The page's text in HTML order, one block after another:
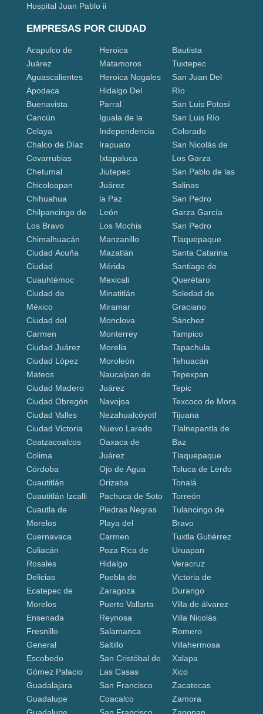
Hospital Juan Pablo ii
EMPRESAS POR CIUDAD
Acapulco de
Juárez
Aguascalientes
Apodaca
Buenavista
Cancún
Celaya
Chalco de Díaz
Covarrubias
Chetumal
Chicoloapan
Chihuahua
Chilpancingo de
Los Bravo
Chimalhuacán
Ciudad Acuña
Ciudad
Cuauhtémoc
Ciudad de
México
Ciudad del
Carmen
Ciudad Juárez
Ciudad López
Mateos
Ciudad Madero
Ciudad Obregón
Ciudad Valles
Ciudad Victoria
Coatzacoalcos
Colima
Córdoba
Cuautitlán
Cuautitlán Izcalli
Cuautla de
Morelos
Cuernavaca
Culiacán
Rosales
Delicias
Ecatepec de
Morelos
Ensenada
Fresnillo
General
Escobedo
Gómez Palacio
Guadalajara
Guadalupe
Guadalupe
Heroica
Matamoros
Heroica Nogales
Hidalgo Del
Parral
Iguala de la
Independencia
Irapuato
Ixtapaluca
Jiutepec
Juárez
la Paz
León
Los Mochis
Manzanillo
Mazatlán
Mérida
Mexicali
Minatitlán
Miramar
Monclova
Monterrey
Morelia
Moroleón
Naucalpan de
Juárez
Navojoa
Nezahualcóyotl
Nuevo Laredo
Oaxaca de
Juárez
Ojo de Agua
Orizaba
Pachuca de Soto
Piedras Negras
Playa del
Carmen
Poza Rica de
Hidalgo
Puebla de
Zaragoza
Puerto Vallarta
Reynosa
Salamanca
Saltillo
San Cristóbal de
Las Casas
San Francisco
Coacalco
San Francisco
Bautista
Tuxtepec
San Juan Del
Río
San Luis Potosí
San Luis Río
Colorado
San Nicolás de
Los Garza
San Pablo de las
Salinas
San Pedro
Garza García
San Pedro
Tlaquepaque
Santa Catarina
Santiago de
Querétaro
Soledad de
Graciano
Sánchez
Tampico
Tapachula
Tehuacán
Tepexpan
Tepic
Texcoco de Mora
Tijuana
Tlalnepantla de
Baz
Tlaquepaque
Toluca de Lerdo
Tonalá
Torreón
Tulancingo de
Bravo
Tuxtla Gutiérrez
Uruapan
Veracruz
Victoria de
Durango
Villa de álvarez
Villa Nicolás
Romero
Villahermosa
Xalapa
Xico
Zacatecas
Zamora
Zapopan